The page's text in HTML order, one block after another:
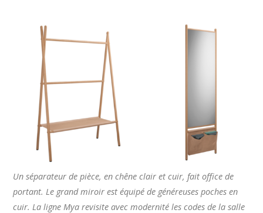
Un séparateur de pièce, en chêne clair et cuir, fait office de
portant. Le grand miroir est équipé de généreuses poches en
cuir. La ligne Mya revisite avec modernité les codes de la salle